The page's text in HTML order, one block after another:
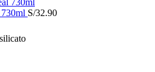
S/32.90